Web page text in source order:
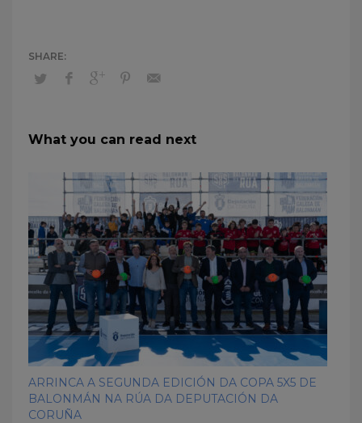
What you can read next
ARRINCA A SEGUNDA EDICIÓN DA COPA 5X5 DE
BALONMÁN NA RÚA DA DEPUTACIÓN DA
CORUÑA